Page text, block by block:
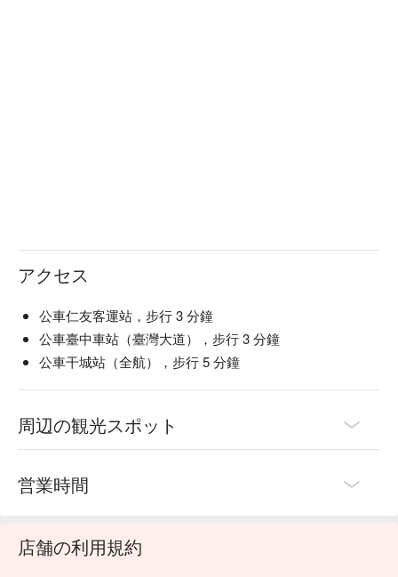
アクセス
公車仁友客運站，步行 3 分鐘
公車臺中車站（臺灣大道），步行 3 分鐘
公車干城站（全航），步行 5 分鐘
周辺の観光スポット
営業時間
店舗の利用規約